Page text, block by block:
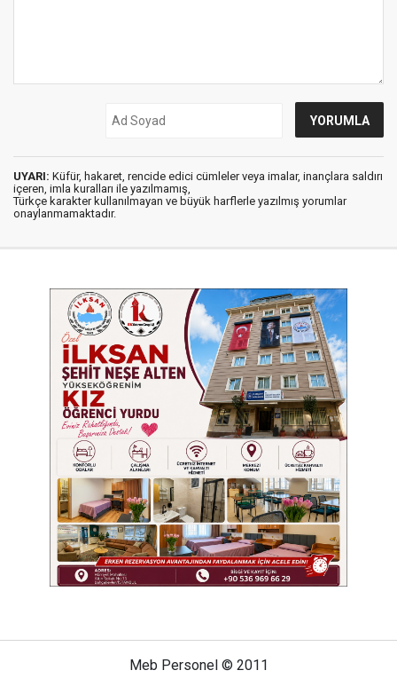
UYARI: Küfür, hakaret, rencide edici cümleler veya imalar, inançlara saldırı
içeren, imla kuralları ile yazılmamış,
Türkçe karakter kullanılmayan ve büyük harflerle yazılmış yorumlar
onaylanmamaktadır.
Meb Personel © 2011